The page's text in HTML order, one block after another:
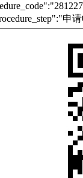
申